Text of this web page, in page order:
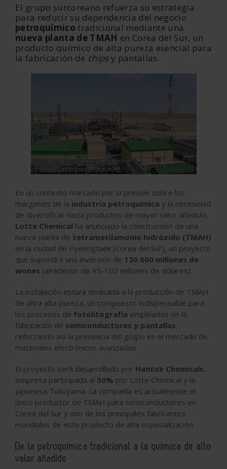
El grupo surcoreano refuerza su estrategia
para reducir su dependencia del negocio
petroquímico tradicional mediante una
nueva planta de TMAH en Corea del Sur, un
producto químico de alta pureza esencial para
la fabricación de chipsy pantallas.
En un contexto marcado por la presión sobre los
márgenes de la industria petroquímica y la necesidad
de diversificar hacia productos de mayor valor añadido,
Lotte Chemical ha anunciado la construcción de una
nueva planta de tetrametilamonio hidróxido (TMAH)
en la ciudad de Pyeongtaek (Corea del Sur), un proyecto
que supondrá una inversión de 130.000 millones de
wones (alrededor de 95-100 millones de dólares).
La instalación estará dedicada a la producción de TMAH
de ultra alta pureza, un compuesto indispensable para
los procesos de fotolitografía empleados en la
fabricación de semiconductores y pantallas,
reforzando así la presencia del grupo en el mercado de
materiales electrónicos avanzados.
El proyecto será desarrollado por Hantok Chemicals,
empresa participada al 50% por Lotte Chemical y la
japonesa Tokuyama. La compañía es actualmente el
único productor de TMAH para semiconductores en
Corea del Sur y uno de los principales fabricantes
mundiales de este producto de alta especialización.
De la petroquímica tradicional a la química de alto
valor añadido